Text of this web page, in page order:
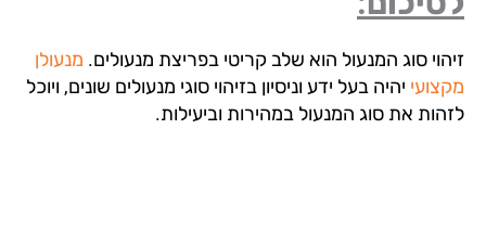
סוג המנעול הוא שלב קריטי בפריצת מנעולים.מנעולן
יהיה בעל ידע וניסיון בזיהוי סוגי מנעולים שונים, ויוכל
את סוג המנעול במהירות וביעילות.